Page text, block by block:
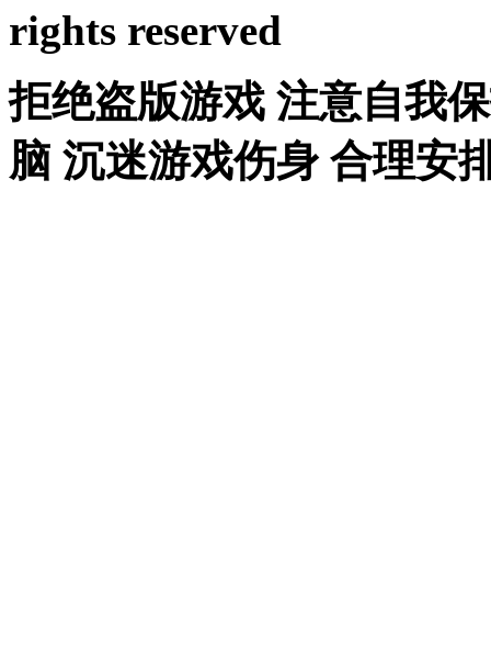
rights reserved
拒绝盗版游戏 注意自我
脑 沉迷游戏伤身 合理安